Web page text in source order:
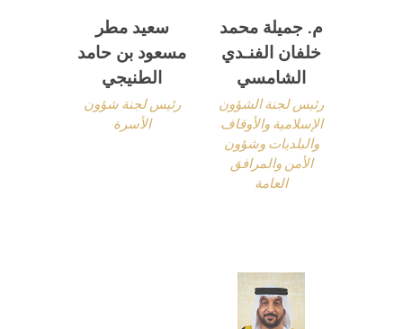
م. جميلة محمد
خلفان الفنـدي
الشامسي
رئيس لجنة الشؤون
الإسلامية والأوقاف
والبلديات وشؤون
الأمن والمرافق
العامة
سعيد مطر
مسعود بن حامد
الطنيجي
رئيس لجنة شؤون
الأسرة